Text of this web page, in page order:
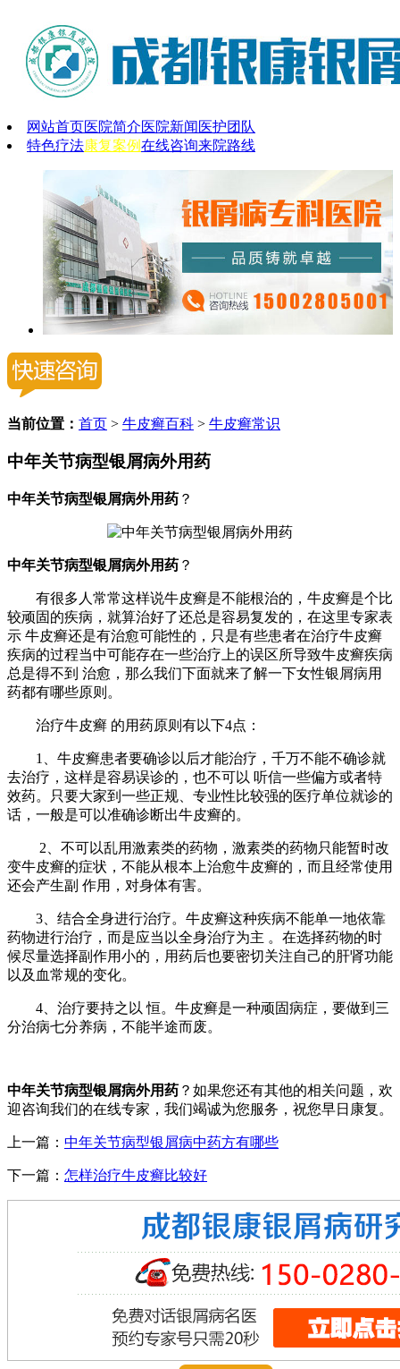
网站首页医院简介医院新闻 医护团队
特色疗法康复案例在线咨询来院路线
当前位置： 首页 > 牛皮癣百科 > 牛皮癣常识
中年关节病型银屑病外用药
中年关节病型银屑病外用药 ？
中年关节病型银屑病外用药 ？
有很多人常常这样说牛皮癣是不能根治的，牛皮癣是个比
较顽固的疾病，就算治好了还总是容易复发的，在这里专家表
示 牛皮癣还是有治愈可能性的，只是有些患者在治疗牛皮癣
疾病的过程当中可能存在一些治疗上的误区所导致牛皮癣疾病
总是得不到 治愈，那么我们下面就来了解一下女性银屑病用
药都有哪些原则。
治疗牛皮癣 的用药原则有以下4点：
1、牛皮癣患者要确诊以后才能治疗，千万不能不确诊就
去治疗，这样是容易误诊的，也不可以 听信一些偏方或者特
效药。只要大家到一些正规、专业性比较强的医疗单位就诊的
话，一般是可以准确诊断出牛皮癣的。
2、不可以乱用激素类的药物，激素类的药物只能暂时改
变牛皮癣的症状，不能从根本上治愈牛皮癣的，而且经常使用
还会产生副 作用，对身体有害。
3、结合全身进行治疗。牛皮癣这种疾病不能单一地依靠
药物进行治疗，而是应当以全身治疗为主 。在选择药物的时
候尽量选择副作用小的，用药后也要密切关注自己的肝肾功能
以及血常规的变化。
4、治疗要持之以 恒。牛皮癣是一种顽固病症，要做到三
分治病七分养病，不能半途而废。
中年关节病型银屑病外用药 ？如果您还有其他的相关问题，欢
迎咨询我们的在线专家，我们竭诚为您服务，祝您早日康复。
上一篇： 中年关节病型银屑病中药方有哪些
下一篇： 怎样治疗牛皮癣比较好